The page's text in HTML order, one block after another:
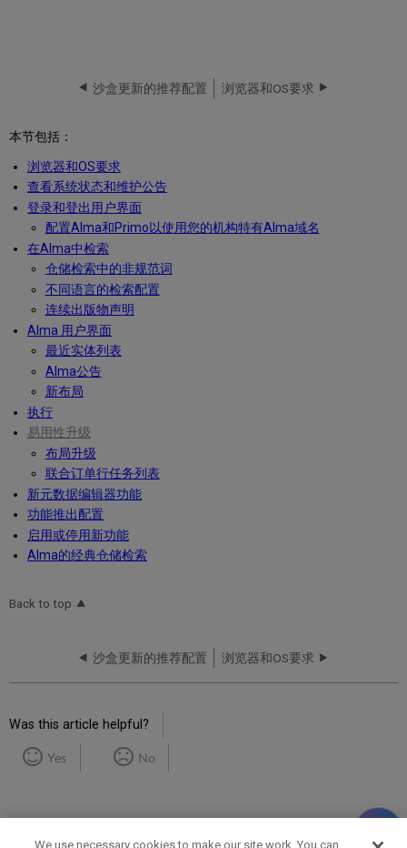
沙盒更新的推荐配置 浏览器和OS要求
本节包括：
浏览器和OS要求
查看系统状态和维护公告
登录和登出用户界面
配置Alma和Primo以使用您的机构特有Alma域名
在Alma中检索
仓储检索中的非规范词
不同语言的检索配置
连续出版物声明
Alma 用户界面
最近实体列表
Alma公告
新布局
执行
易用性升级
布局升级
联合订单行任务列表
新元数据编辑器功能
功能推出配置
启用或停用新功能
Alma的经典仓储检索
Back to top
沙盒更新的推荐配置 浏览器和OS要求
Was this article helpful?
Yes No
We use necessary cookies to make our site work. You can